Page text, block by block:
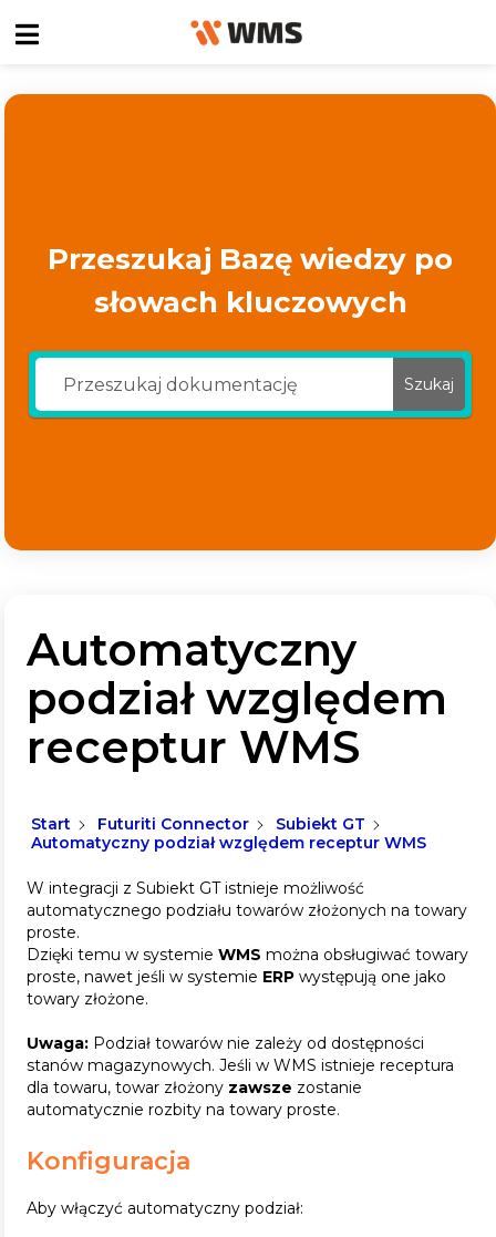
Przeszukaj Bazę wiedzy po
słowach kluczowych
Szukaj
Automatyczny
podział względem
receptur WMS
Start Futuriti Connector
Subiekt GT
Automatyczny podział względem receptur WMS
W integracji z Subiekt GT istnieje możliwość
automatycznego podziału towarów złożonych na towary
proste.
Dzięki temu w systemie WMS można obsługiwać towary
proste, nawet jeśli w systemie ERP występują one jako
towary złożone.
Uwaga: Podział towarów nie zależy od dostępności
stanów magazynowych. Jeśli w WMS istnieje receptura
dla towaru, towar złożony zawsze zostanie
automatycznie rozbity na towary proste.
Konfiguracja
Aby włączyć automatyczny podział: